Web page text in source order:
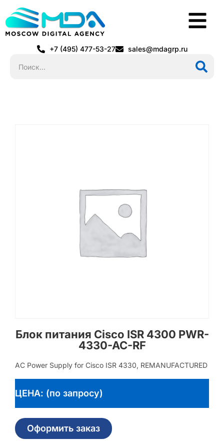
+7 (495) 477-53-27 sales@mdagrp.ru
Блок питания Cisco ISR 4300 PWR-
4330-AC-RF
AC Power Supply for Cisco ISR 4330, REMANUFACTURED
ЦЕНА: (по запросу)
Оформить заказ